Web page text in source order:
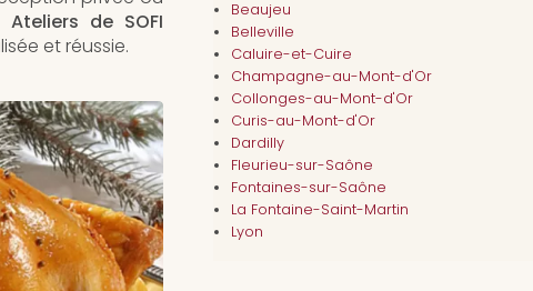
Ateliers de SOFI
et réussie.
Beaujeu
Belleville
Caluire-et-Cuire
Champagne-au-Mont-d'Or
Collonges-au-Mont-d'Or
Curis-au-Mont-d'Or
Dardilly
Fleurieu-sur-Saône
Fontaines-sur-Saône
La Fontaine-Saint-Martin
Lyon